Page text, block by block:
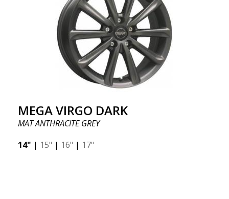
MEGA VIRGO DARK
MAT ANTHRACITE GREY
14" | 15" | 16" | 17"